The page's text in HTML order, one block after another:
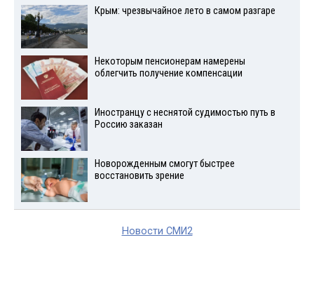
Крым: чрезвычайное лето в самом разгаре
Некоторым пенсионерам намерены
облегчить получение компенсации
Иностранцу с неснятой судимостью путь в
Россию заказан
Новорожденным смогут быстрее
восстановить зрение
Новости СМИ2